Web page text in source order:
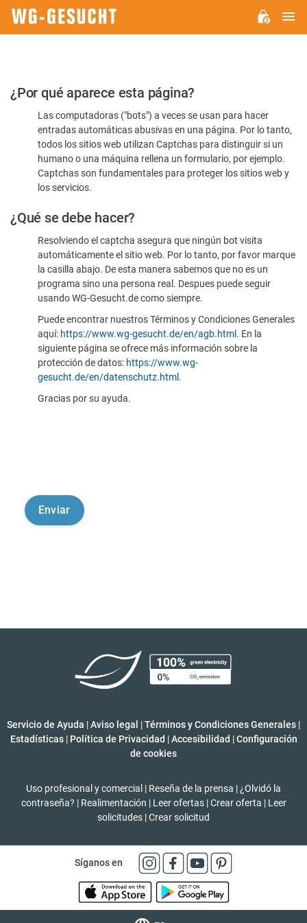
Por
favor,
confirme
humano
¿Por qué aparece esta página?
Las computadoras ("bots") a veces se usan para hacer
entradas automáticas abusivas en una página. Por lo tanto,
todos los sitios web utilizan Captchas para distinguir si un
humano o una máquina rellena un formulario, por ejemplo.
Captchas son fundamentales para proteger los sitios web y
los servicios.
¿Qué se debe hacer?
Resolviendo el captcha asegura que ningún bot visita
automáticamente el sitio web. Por lo tanto, por favor marque
la casilla abajo. De esta manera sabemos que no es un
programa sino una persona real. Despues puede seguir
usando WG-Gesucht.de como siempre.
Puede encontrar nuestros Términos y Condiciones Generales
aquí: https://www.wg-gesucht.de/en/agb.html . En la
siguiente página se ofrece más información sobre la
protección de datos: https://www.wg-
gesucht.de/en/datenschutz.html .
Gracias por su ayuda.
Servicio de Ayuda |Aviso legal |Términos y Condiciones Generales |
Estadísticas | Política de Privacidad | Accesibilidad | Configuración
de cookies
Uso profesional y comercial | Reseña de la prensa | ¿Olvidó la
contraseña? | Realimentación | Leer ofertas | Crear oferta | Leer
solicitudes |Crear solicitud
Síganos en